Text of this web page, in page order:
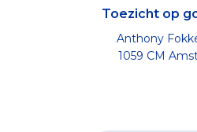
Toezicht op
Anthony
1059 CM